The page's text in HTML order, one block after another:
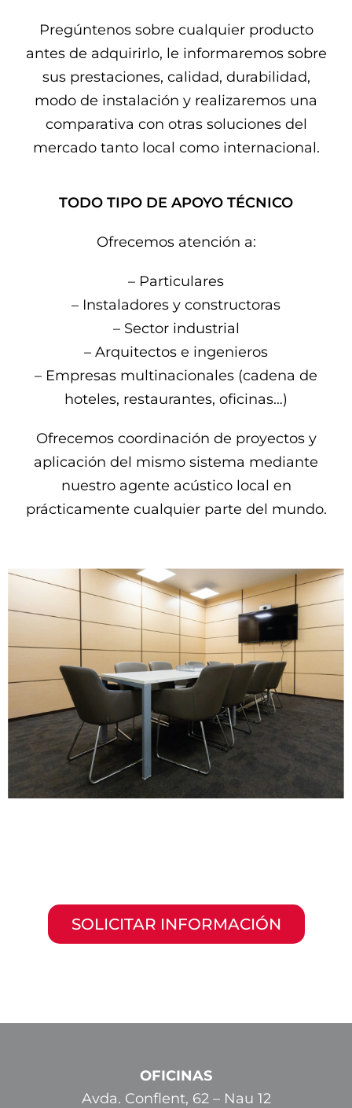
Pregúntenos sobre cualquier producto
antes de adquirirlo, le informaremos sobre
sus prestaciones, calidad, durabilidad,
modo de instalación y realizaremos una
comparativa con otras soluciones del
mercado tanto local como internacional.
TODO TIPO DE APOYO TÉCNICO
Ofrecemos atención a:
– Particulares
– Instaladores y constructoras
– Sector industrial
– Arquitectos e ingenieros
– Empresas multinacionales (cadena de
hoteles, restaurantes, oficinas…)
Ofrecemos coordinación de proyectos y
aplicación del mismo sistema mediante
nuestro agente acústico local en
prácticamente cualquier parte del mundo.
SOLICITAR INFORMACIÓN
OFICINAS
Avda. Conflent, 62 – Nau 12